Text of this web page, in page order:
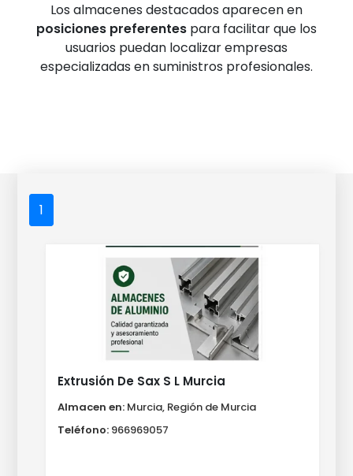
Los almacenes destacados aparecen en
posiciones preferentes para facilitar que los
usuarios puedan localizar empresas
especializadas en suministros profesionales.
1
Extrusión De Sax S L Murcia
Almacen en: Murcia, Región de Murcia
Teléfono: 966969057